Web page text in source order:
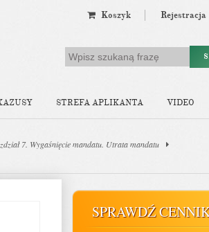
Koszyk Rejestracja
STREFA APLIKANTA VIDEO
7. Wygaśnięcie mandatu. Utrata mandatu
SPRAWDŹ